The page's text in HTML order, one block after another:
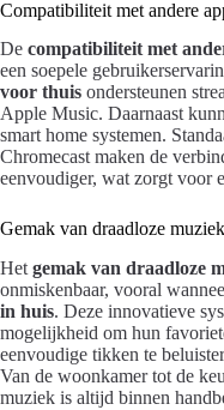
Compatibiliteit met andere
De compatibiliteit met
een soepele
voor thuis ondersteunen
Apple Music. Daarnaast
smart home systemen.
Chromecast maken de
eenvoudiger, wat zorgt voor
Gemak van draadloze
Het gemak van draadloze
onmiskenbaar, vooral
in huis. Deze innovatieve
mogelijkheid om hun
eenvoudige tikken te
Van de woonkamer tot de
muziek is altijd binnen